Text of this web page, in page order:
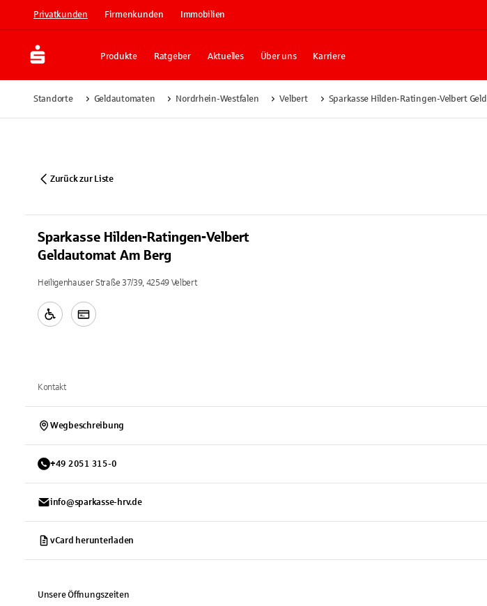
Privatkunden Firmenkunden Immobilien
Produkte Ratgeber Aktuelles Über uns Karriere
Standorte Geldautomaten Nordrhein-Westfalen Velbert Sparkasse Hilden-Ratingen-Velbert
Zurück zur Liste
Sparkasse Hilden-Ratingen-Velbert
Geldautomat Am Berg
Heiligenhauser Straße 37/39, 42549 Velbert
Kontakt
Wegbeschreibung
+49 2051 315-0
info@sparkasse-hrv.de
vCard herunterladen
Unsere Öffnungszeiten